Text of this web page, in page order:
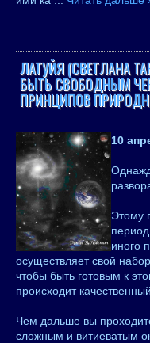
ЛАТУЙЯ (СВЕТЛАНА
БЫТЬ СВОБОДНЫМ
ПРИНЦИПОВ
10
Этому
иного
осуществляет свой
чтобы быть готовым к
происходит
Чем дальше вы
сложным и витиеватым